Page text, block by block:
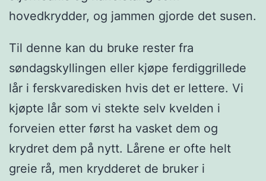
hovedkrydder, og jammen gjorde det susen.
Til denne kan du bruke rester fra
søndagskyllingen eller kjøpe ferdiggrillede
lår i ferskvaredisken hvis det er lettere. Vi
kjøpte lår som vi stekte selv kvelden i
forveien etter først ha vasket dem og
krydret dem på nytt. Lårene er ofte helt
greie rå, men krydderet de bruker i